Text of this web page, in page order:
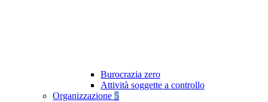
Burocrazia zero
Attività soggette a controllo
Organizzazione 5